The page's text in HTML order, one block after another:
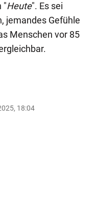
"Heute". Es sei
jemandes Gefühle
Menschen vor 85
18:04